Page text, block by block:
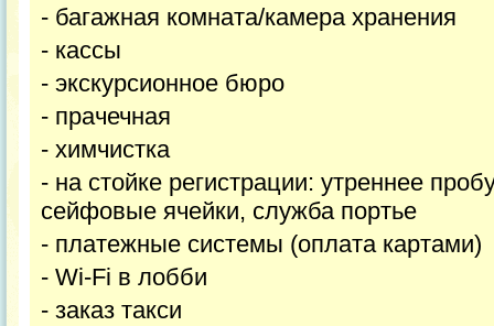
- багажная комната/камера хранения
- кассы
- экскурсионное бюро
- прачечная
- химчистка
- на стойке регистрации: утреннее
сейфовые ячейки, служба портье
- платежные системы (оплата картами)
- Wi-Fi в лобби
- заказ такси